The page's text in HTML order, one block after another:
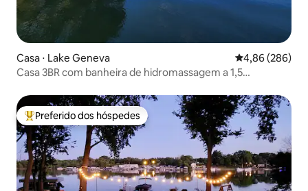
Casa ⋅ Lake Geneva 4,86 de uma
4,86 (286)
Casa 3BR com banheira de hidromassagem a 1,5
Entre os melhores preferidos dos hóspedes
Preferido dos hóspedes